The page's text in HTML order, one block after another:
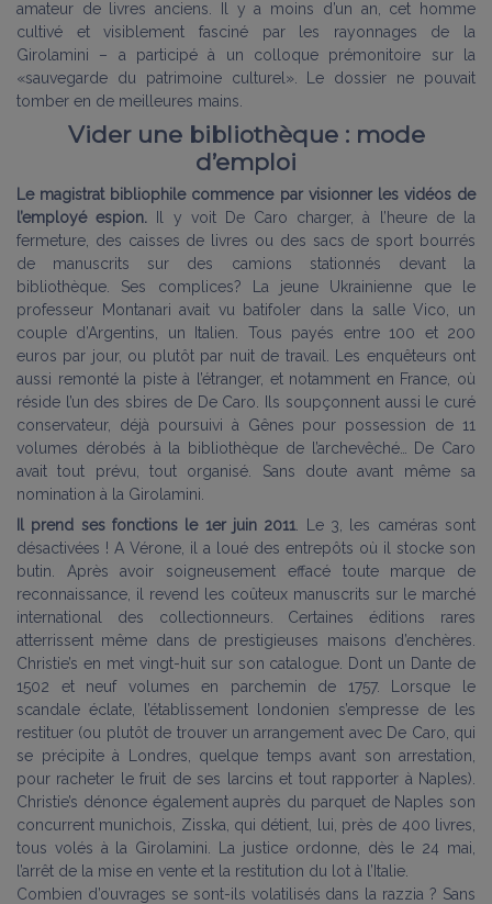
amateur de livres anciens. Il y a moins d’un an, cet homme
cultivé et visiblement fasciné par les rayonnages de la
Girolamini – a participé à un colloque prémonitoire sur la
«sauvegarde du patrimoine culturel». Le dossier ne pouvait
tomber en de meilleures mains.
Vider une bibliothèque : mode
d’emploi
Le magistrat bibliophile commence par visionner les vidéos de
l’employé espion. Il y voit De Caro charger, à l’heure de la
fermeture, des caisses de livres ou des sacs de sport bourrés
de manuscrits sur des camions stationnés devant la
bibliothèque. Ses complices? La jeune Ukrainienne que le
professeur Montanari avait vu batifoler dans la salle Vico, un
couple d’Argentins, un Italien. Tous payés entre 100 et 200
euros par jour, ou plutôt par nuit de travail. Les enquêteurs ont
aussi remonté la piste à l’étranger, et notamment en France, où
réside l’un des sbires de De Caro. Ils soupçonnent aussi le curé
conservateur, déjà poursuivi à Gênes pour possession de 11
volumes dérobés à la bibliothèque de l’archevêché… De Caro
avait tout prévu, tout organisé. Sans doute avant même sa
nomination à la Girolamini.
Il prend ses fonctions le 1er juin 2011 . Le 3, les caméras sont
désactivées ! A Vérone, il a loué des entrepôts où il stocke son
butin. Après avoir soigneusement effacé toute marque de
reconnaissance, il revend les coûteux manuscrits sur le marché
international des collectionneurs. Certaines éditions rares
atterrissent même dans de prestigieuses maisons d’enchères.
Christie’s en met vingt-huit sur son catalogue. Dont un Dante de
1502 et neuf volumes en parchemin de 1757. Lorsque le
scandale éclate, l’établissement londonien s’empresse de les
restituer (ou plutôt de trouver un arrangement avec De Caro, qui
se précipite à Londres, quelque temps avant son arrestation,
pour racheter le fruit de ses larcins et tout rapporter à Naples).
Christie’s dénonce également auprès du parquet de Naples son
concurrent munichois, Zisska, qui détient, lui, près de 400 livres,
tous volés à la Girolamini. La justice ordonne, dès le 24 mai,
l’arrêt de la mise en vente et la restitution du lot à l’Italie.
Combien d’ouvrages se sont-ils volatilisés dans la razzia ? Sans